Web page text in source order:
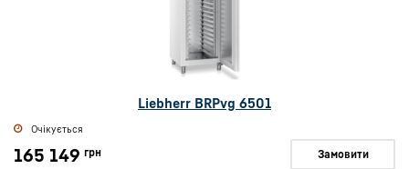
Liebherr BRPvg 6501
Очікується
165 149 грн Замовити